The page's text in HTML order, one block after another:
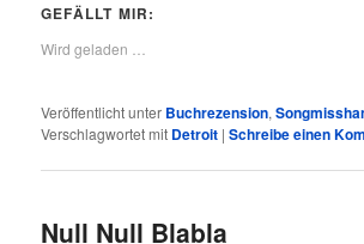
GEFÄLLT MIR:
Wird geladen …
Veröffentlicht unter Buchrezension,
Verschlagwortet mit Detroit |Schreibe einen
Null Null Blabla